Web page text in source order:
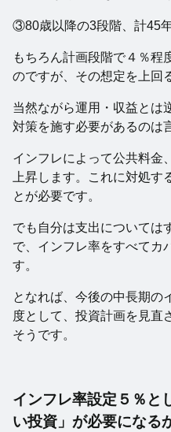
③80歳以降の3段階、計45
もちろん計画段階で４％程
のですが、その想定を上回
当然ながら運用・収益とは
対策を施す必要があるのは
インフレによって公共料金
上昇します。これに対処す
とが必要です。
でも自分は支出については
で、インフレ率をすべてカ
す。
となれば、今後の中長期の
度として、投資計画を見直
そうです。
インフレ率設定５％と
い投資」が必要になる